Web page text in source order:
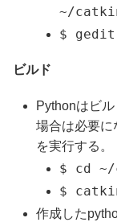
~/
$
ビルド
Pythonはビ
場合は必要に
を実行する。
$ cd ~/
$
作成した